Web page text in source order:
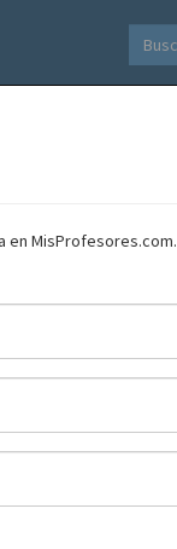
en MisProfesores.com.